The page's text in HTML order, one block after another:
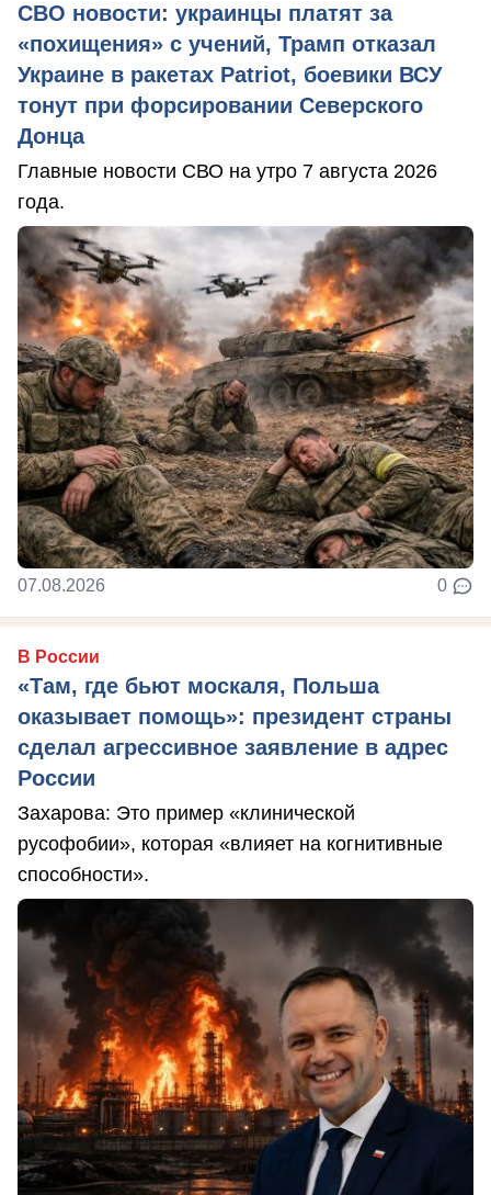
СВО новости: украинцы платят за
«похищения» с учений, Трамп отказал
Украине в ракетах Patriot, боевики ВСУ
тонут при форсировании Северского
Донца
Главные новости СВО на утро 7 августа 2026
года.
07.08.2026 0
В России
«Там, где бьют москаля, Польша
оказывает помощь»: президент страны
сделал агрессивное заявление в адрес
России
Захарова: Это пример «клинической
русофобии», которая «влияет на когнитивные
способности».